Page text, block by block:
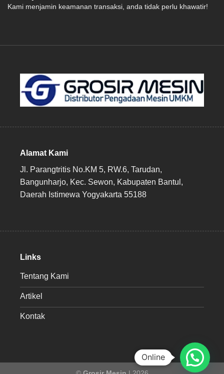
Kami menjamin keamanan transaksi, anda tidak perlu khawatir!
Alamat Kami
Jl. Parangtritis No.KM 5, RW.6, Tarudan,
Bangunharjo, Kec. Sewon, Kabupaten Bantul,
Daerah Istimewa Yogyakarta 55188
Links
Tentang Kami
Artikel
Kontak
Online